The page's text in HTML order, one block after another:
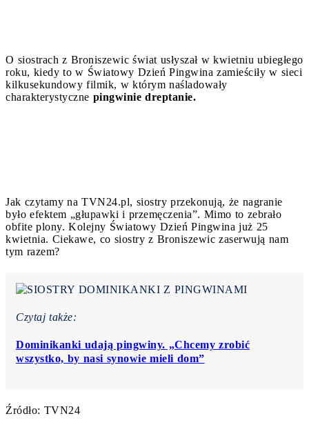
O siostrach z Broniszewic świat usłyszał w kwietniu ubiegłego
roku, kiedy to w Światowy Dzień Pingwina zamieściły w sieci
kilkusekundowy filmik, w którym naśladowały
charakterystyczne pingwinie dreptanie.
Jak czytamy na TVN24.pl, siostry przekonują, że nagranie
było efektem „głupawki i przemęczenia”. Mimo to zebrało
obfite plony. Kolejny Światowy Dzień Pingwina już 25
kwietnia. Ciekawe, co siostry z Broniszewic zaserwują nam
tym razem?
Czytaj także:
Dominikanki udają pingwiny. „Chcemy zrobić
wszystko, by nasi synowie mieli dom”
Źródło: TVN24